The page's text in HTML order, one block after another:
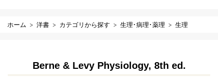
ホーム 洋書 カテゴリから探す 生理･病理･薬理 生理
Berne & Levy Physiology, 8th ed.